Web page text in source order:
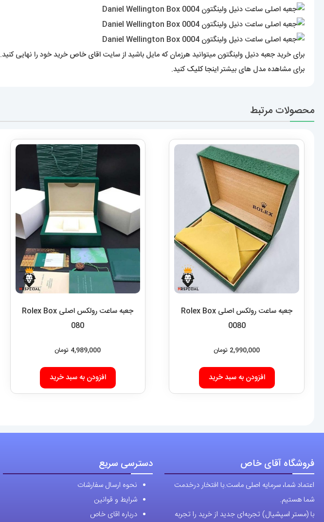
برای خرید جعبه دنیل ولینگتون میتوانید هرزمان که مایل باشید از سایت اقای خاص خرید خود را نهایی کنید.
برای مشاهده مدل های بیشتراینجا کلیککنید.
محصولات مرتبط
جعبه ساعت رولکس اصلی Rolex Box
0080
2,990,000 تومان
افزودن به سبد خرید
جعبه ساعت رولکس اصلی Rolex Box
080
4,989,000 تومان
افزودن به سبد خرید
فروشگاه آقای خاص
اعتماد شما، سرمایه اصلی ماست.با افتخار درخدمت
شما هستیم.
با (مستر اسپشیال) تجربه‌ای جدید از خرید را تجربه
دسترسی سریع
نحوه ارسال سفارشات
شرایط و قوانین
درباره اقای خاص